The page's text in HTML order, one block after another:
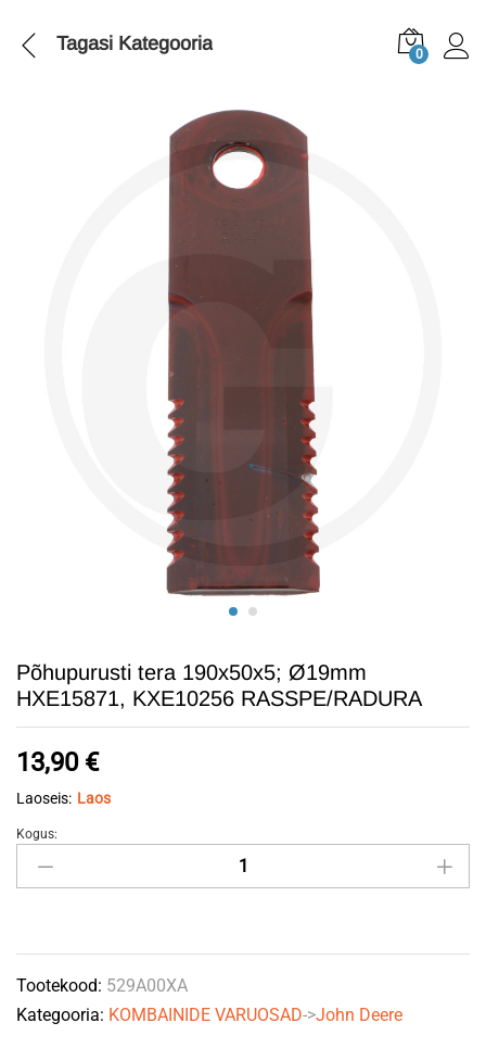
Tagasi Kategooria 0
Põhupurusti tera 190x50x5; Ø19mm
HXE15871, KXE10256 RASSPE/RADURA
13,90 €
Laoseis: Laos
Põhupurusti
tera
HXE15871,
KXE10256
RASSPE/RADURA
Kogus:
Tootekood: 529A00XA
Kategooria: KOMBAINIDE VARUOSAD->John Deere